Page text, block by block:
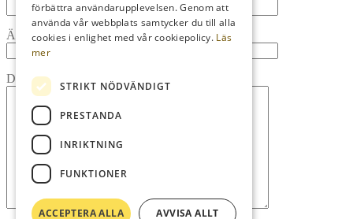
Ämne
Ditt meddelande (valfritt)
förbättra användarupplevelsen. Genom att
använda vår webbplats samtycker du till alla
cookies i enlighet med vår cookiepolicy. Läs
mer
STRIKT NÖDVÄNDIGT
PRESTANDA
INRIKTNING
FUNKTIONER
ACCEPTERA ALLA AVVISA ALLT